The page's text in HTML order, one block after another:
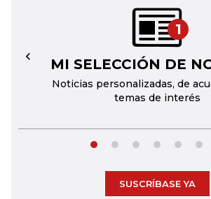
1
MI SELECCIÓN DE
Noticias personalizadas, de
temas de interés
←
SUSCRÍBASE YA